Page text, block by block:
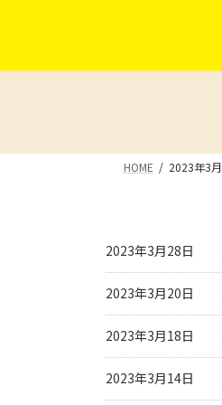
ン
ー
HOME 2023年3月
2023年3月28日
2023年3月20日
2023年3月18日
2023年3月14日